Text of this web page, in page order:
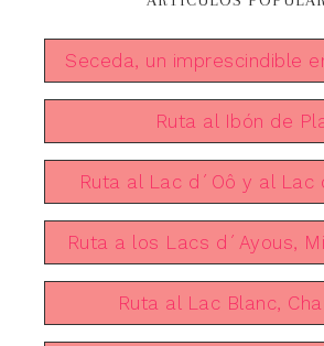
Seceda, un imprescindible
Ruta al Ibón de
Ruta al Lac d´Oô y al Lac
Ruta a los Lacs d´Ayous,
Ruta al Lac Blanc,